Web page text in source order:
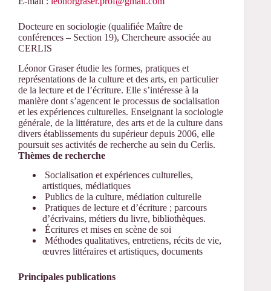
Docteure en sociologie (qualifiée Maître de
conférences – Section 19), Chercheure associée au
CERLIS
Léonor Graser étudie les formes, pratiques et
représentations de la culture et des arts, en particulier
de la lecture et de l’écriture. Elle s’intéresse à la
manière dont s’agencent le processus de socialisation
et les expériences culturelles. Enseignant la sociologie
générale, de la littérature, des arts et de la culture dans
divers établissements du supérieur depuis 2006, elle
poursuit ses activités de recherche au sein du Cerlis.
Thèmes de recherche
Socialisation et expériences culturelles,
artistiques, médiatiques
Publics de la culture, médiation culturelle
Pratiques de lecture et d’écriture ; parcours
d’écrivains, métiers du livre, bibliothèques.
Écritures et mises en scène de soi
Méthodes qualitatives, entretiens, récits de vie,
œuvres littéraires et artistiques, documents
Principales publications